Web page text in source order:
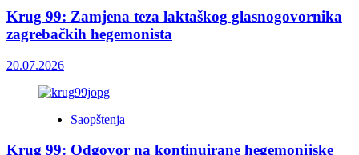
Krug 99: Zamjena teza laktaškog glasnogovornika
zagrebačkih hegemonista
20.07.2026
Saopštenja
Krug 99: Odgovor na kontinuirane hegemonijske